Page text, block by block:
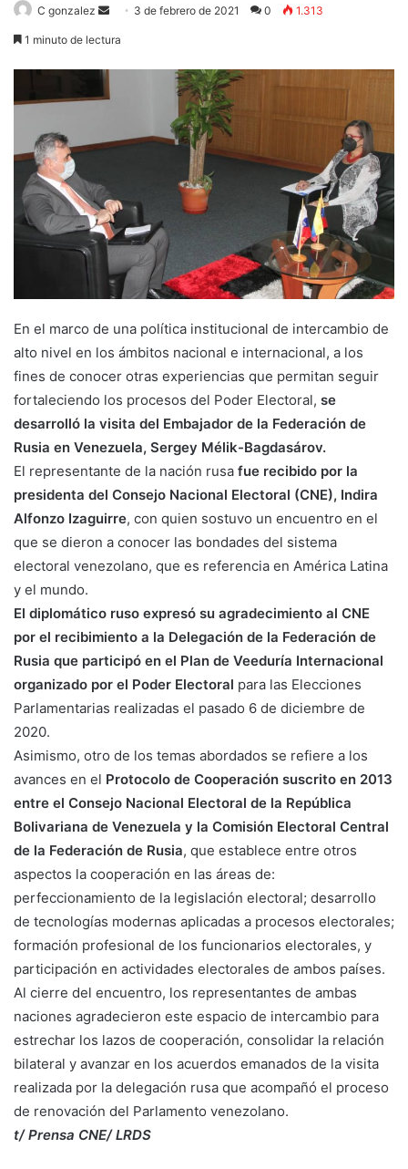
C gonzalez
Send 3 de febrero de 2021 0 1.313
1 minuto de lectura
En el marco de una política institucional de intercambio de
alto nivel en los ámbitos nacional e internacional, a los
fines de conocer otras experiencias que permitan seguir
fortaleciendo los procesos del Poder Electoral, se
desarrolló la visita del Embajador de la Federación de
Rusia en Venezuela, Sergey Mélik-Bagdasárov.
El representante de la nación rusa fue recibido por la
presidenta del Consejo Nacional Electoral (CNE), Indira
Alfonzo Izaguirre, con quien sostuvo un encuentro en el
que se dieron a conocer las bondades del sistema
electoral venezolano, que es referencia en América Latina
y el mundo.
El diplomático ruso expresó su agradecimiento al CNE
por el recibimiento a la Delegación de la Federación de
Rusia que participó en el Plan de Veeduría Internacional
organizado por el Poder Electoral para las Elecciones
Parlamentarias realizadas el pasado 6 de diciembre de
2020.
Asimismo, otro de los temas abordados se refiere a los
avances en el Protocolo de Cooperación suscrito en 2013
entre el Consejo Nacional Electoral de la República
Bolivariana de Venezuela y la Comisión Electoral Central
de la Federación de Rusia, que establece entre otros
aspectos la cooperación en las áreas de:
perfeccionamiento de la legislación electoral; desarrollo
de tecnologías modernas aplicadas a procesos electorales;
formación profesional de los funcionarios electorales, y
participación en actividades electorales de ambos países.
Al cierre del encuentro, los representantes de ambas
naciones agradecieron este espacio de intercambio para
estrechar los lazos de cooperación, consolidar la relación
bilateral y avanzar en los acuerdos emanados de la visita
realizada por la delegación rusa que acompañó el proceso
de renovación del Parlamento venezolano.
t/ Prensa CNE/ LRDS